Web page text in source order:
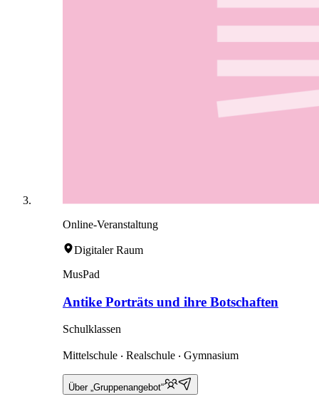
Online-Veranstaltung
Digitaler Raum
MusPad
Antike Porträts und ihre Botschaften
Schulklassen
Mittelschule ‧ Realschule ‧ Gymnasium
Über „Gruppenangebot“